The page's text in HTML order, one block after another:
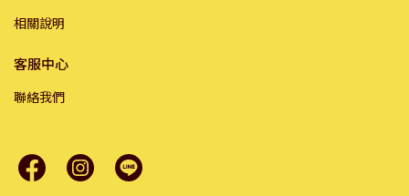
相關說明
客服中心
聯絡我們